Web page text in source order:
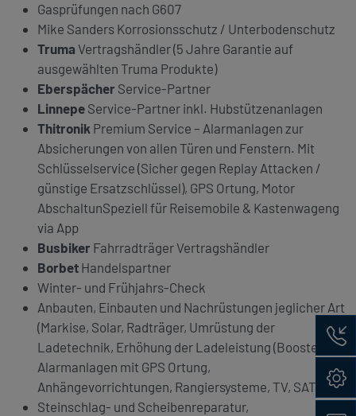
Gasprüfungen nach G607
Mike Sanders Korrosionsschutz / Unterbodenschutz
Truma Vertragshändler (5 Jahre Garantie auf
ausgewählten Truma Produkte)
Eberspächer Service-Partner
Linnepe Service-Partner inkl. Hubstützenanlagen
Thitronik Premium Service – Alarmanlagen zur
Absicherungen von allen Türen und Fenstern. Mit
Schlüsselservice (Sicher gegen Replay Attacken /
günstige Ersatzschlüssel), GPS Ortung, Motor
AbschaltunSpeziell für Reisemobile & Kastenwageng
via App
Busbiker Fahrradträger Vertragshändler
Borbet Handelspartner
Winter- und Frühjahrs-Check
Anbauten, Einbauten und Nachrüstungen jeglicher Art
(Markise, Solar, Radträger, Umrüstung der
Ladetechnik, Erhöhung der Ladeleistung (Booster) ,
Alarmanlagen mit GPS Ortung,
Anhängevorrichtungen, Rangiersysteme, TV, SAT, …)
Steinschlag- und Scheibenreparatur,